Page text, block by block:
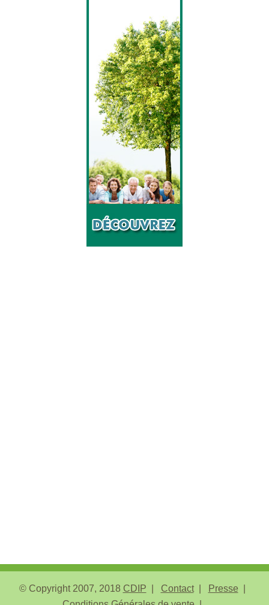
© Copyright 2007, 2018 CDIP Contact
Presse